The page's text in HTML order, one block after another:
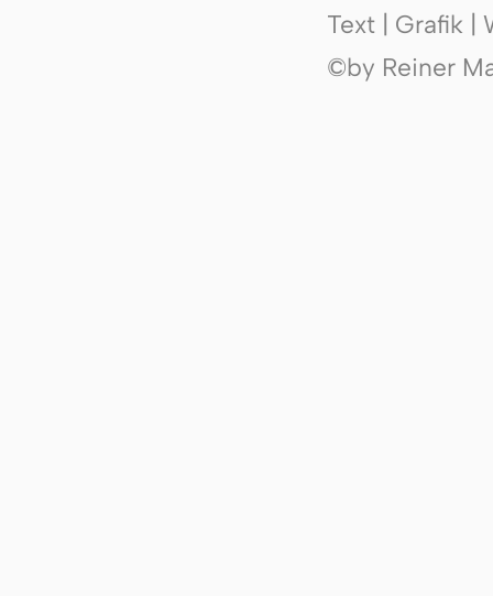
Text | Grafik |
©by Reiner